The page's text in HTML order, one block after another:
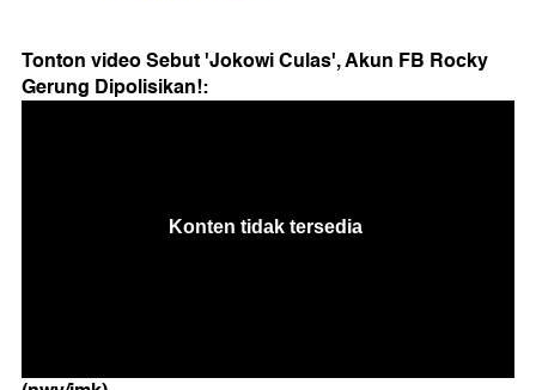
Tonton video Sebut 'Jokowi Culas', Akun FB Rocky
Gerung Dipolisikan!: